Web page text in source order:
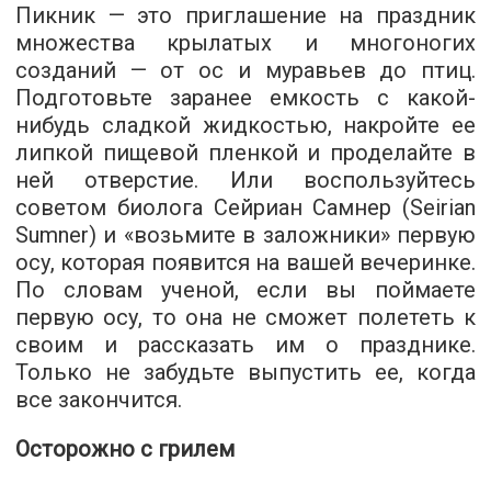
Пикник — это приглашение на праздник
множества крылатых и многоногих
созданий — от ос и муравьев до птиц.
Подготовьте заранее емкость с какой-
нибудь сладкой жидкостью, накройте ее
липкой пищевой пленкой и проделайте в
ней отверстие. Или воспользуйтесь
советом биолога Сейриан Самнер (Seirian
Sumner) и «возьмите в заложники» первую
осу, которая появится на вашей вечеринке.
По словам ученой, если вы поймаете
первую осу, то она не сможет полететь к
своим и рассказать им о празднике.
Только не забудьте выпустить ее, когда
все закончится.
Осторожно с грилем